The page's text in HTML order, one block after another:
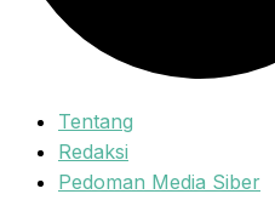
Tentang
Redaksi
Pedoman Media Siber